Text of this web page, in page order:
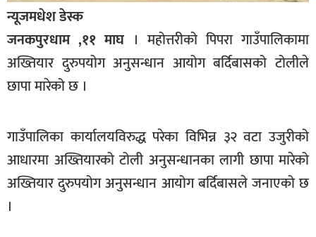
अन्तराष्ट्रिय
अन्तरबार्ता
अर्थ
खेलकुद
मनोरञ्जन
फोटो
/
भिडियो
न्यूजमधेश डेस्क
जनकपुरधाम ,११ माघ । महोत्तरीको पिपरा गाउँपालिकामा
अख्तियार दुरुपयोग अनुसन्धान आयोग बर्दिबासको टोलीले
छापा मारेको छ ।
गाउँपालिका कार्यालयविरुद्ध परेका विभिन्न ३२ वटा उजुरीको
आधारमा अख्तियारको टोली अनुसन्धानका लागी छापा मारेको
अख्तियार दुरुपयोग अनुसन्धान आयोग बर्दिबासले जनाएको छ
।